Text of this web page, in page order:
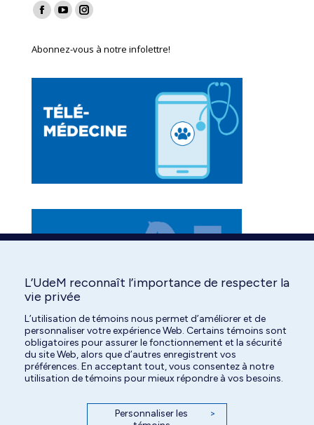
Find us on:
Facebook
opens
window
YouTube
opens
window
Instagram
opens
window
Abonnez-vous à notre infolettre!
L’UdeM reconnaît l’importance de respecter la
vie privée
L’utilisation de témoins nous permet d’améliorer et de
personnaliser votre expérience Web. Certains témoins sont
obligatoires pour assurer le fonctionnement et la sécurité
du site Web, alors que d’autres enregistrent vos
préférences. En acceptant tout, vous consentez à notre
utilisation de témoins pour mieux répondre à vos besoins.
Personnaliser les
>